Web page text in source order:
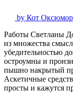
by Кот
Работы Светланы
из множества
убедительностью
остроумны и
пышно накрытый
Аскетичные
просты и кажутся